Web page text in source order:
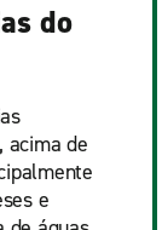
do
acima de
e